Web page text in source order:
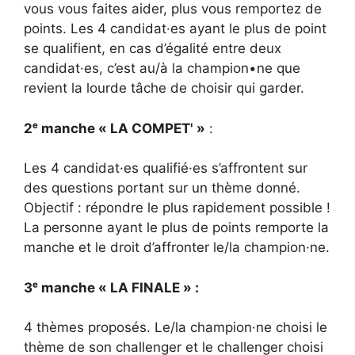
vous vous faites aider, plus vous remportez de
points. Les 4 candidat·es ayant le plus de point
se qualifient, en cas d’égalité entre deux
candidat·es, c’est au/à la champion•ne que
revient la lourde tâche de choisir qui garder.
2ᵉ manche « LA COMPET' » :
Les 4 candidat·es qualifié·es s’affrontent sur
des questions portant sur un thème donné.
Objectif : répondre le plus rapidement possible !
La personne ayant le plus de points remporte la
manche et le droit d’affronter le/la champion·ne.
3ᵉ manche « LA FINALE » :
4 thèmes proposés. Le/la champion·ne choisi le
thème de son challenger et le challenger choisi